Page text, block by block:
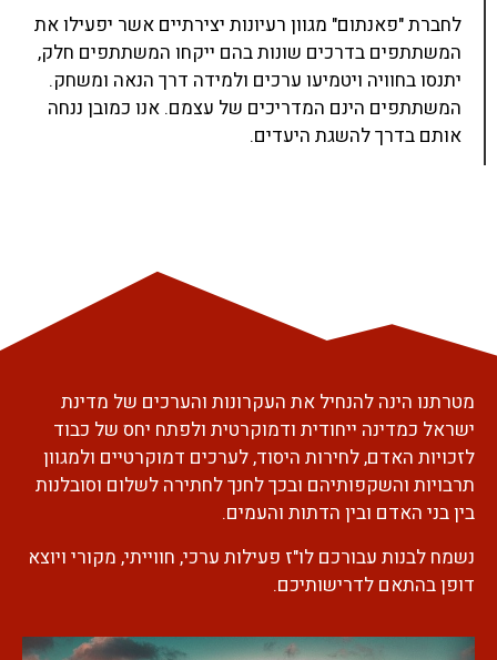
לחברת "פאנתום" מגוון רעיונות יצירתיים אשר יפעילו את
המשתתפים בדרכים שונות בהם ייקחו המשתתפים חלק,
יתנסו בחוויה ויטמיעו ערכים ולמידה דרך הנאה ומשחק.
המשתתפים הינם המדריכים של עצמם. אנו כמובן ננחה
אותם בדרך להשגת היעדים.
מטרתנו הינה להנחיל את העקרונות והערכים של מדינת
ישראל כמדינה ייחודית ודמוקרטית ולפתח יחס של כבוד
לזכויות האדם, לחירות היסוד, לערכים דמוקרטיים ולמגוון
תרבויות והשקפותיהם ובכך לחנך לחתירה לשלום וסובלנות
בין בני האדם ובין הדתות והעמים.
נשמח לבנות עבורכם לו"ז פעילות ערכי, חווייתי, מקורי ויוצא
דופן בהתאם לדרישותיכם.